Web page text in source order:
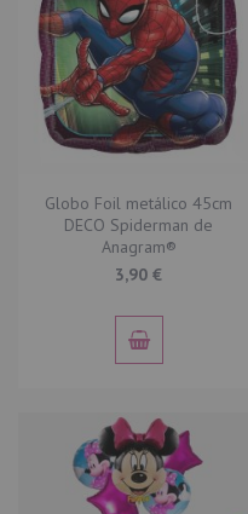
Globo Foil metálico 45cm
DECO Spiderman de
Anagram®
3,90 €